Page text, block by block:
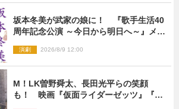
坂本冬美が武家の娘に！ 『歌手生活40
周年記念公演 ～今日から明日へ～』メイ
演劇 2026/8/9 12:00
M！LK曽野舜太、長田光平らの笑顔
も！ 映画『仮面ライダーゼッツ』『超